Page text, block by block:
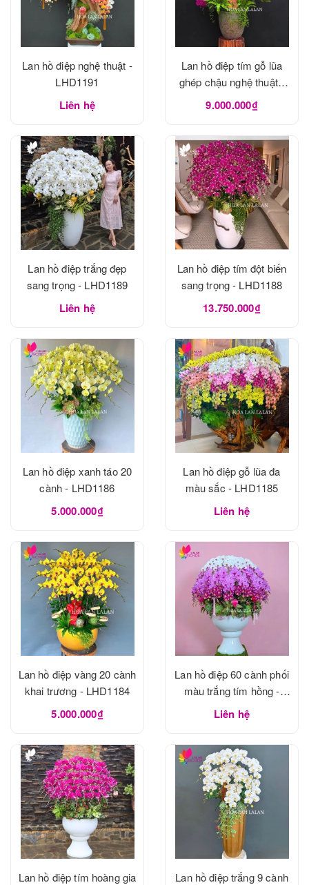
Lan hồ điệp nghệ thuật -
LHD1191
Liên hệ
Lan hồ điệp tím gỗ lũa
ghép chậu nghệ thuật -
LHD1190
9.000.000₫
Lan hồ điệp trắng đẹp
sang trọng - LHD1189
Liên hệ
Lan hồ điệp tím đột biến
sang trọng - LHD1188
13.750.000₫
Lan hồ điệp xanh táo 20
cành - LHD1186
5.000.000₫
Lan hồ điệp gỗ lũa đa
màu sắc - LHD1185
Liên hệ
Lan hồ điệp vàng 20 cành
khai trương - LHD1184
5.000.000₫
Lan hồ điệp 60 cành phối
màu trắng tím hồng -
LHD1183
Liên hệ
Lan hồ điệp tím hoàng gia
Lan hồ điệp trắng 9 cành